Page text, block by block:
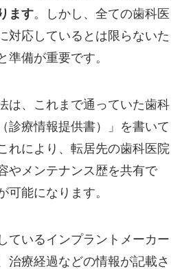
ます。しかし、全ての歯科医
対応しているとは限らないた
準備が重要です。
は、これまで通っていた歯科
診療情報提供書）」を書いて
れにより、転居先の歯科医院
やメンテナンス歴を共有で
可能になります。
ているインプラントメーカー
治療経過などの情報が記載さ